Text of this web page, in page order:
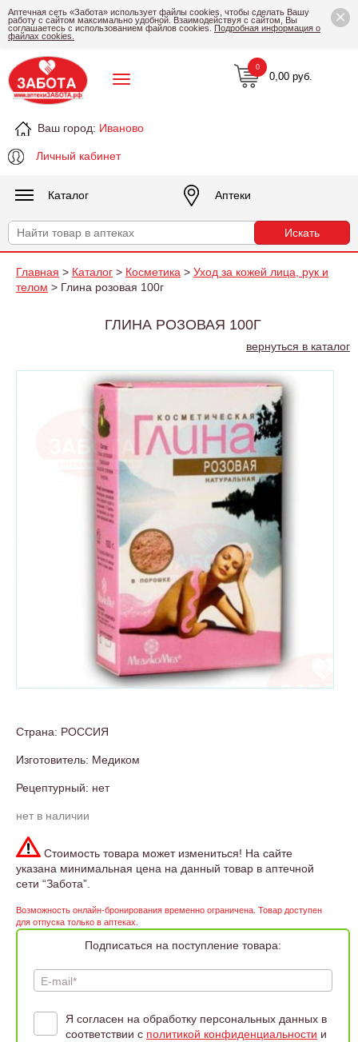
×
Аптечная сеть «Забота» использует файлы cookies, чтобы сделать Вашу
работу с сайтом максимально удобной. Взаимодействуя с сайтом, Вы
соглашаетесь с использованием файлов cookies. Подробная информация о
файлах cookies.
Ваш город: Иваново
Личный кабинет
0,00 руб.
0
Каталог Аптеки
Главная > Каталог > Косметика > Уход за кожей лица, рук и
телом > Глина розовая 100г
ГЛИНА РОЗОВАЯ 100Г
вернуться в каталог
Страна: РОССИЯ
Изготовитель: Медиком
Рецептурный: нет
нет в наличии
Стоимость товара может измениться! На сайте
указана минимальная цена на данный товар в аптечной
сети “Забота”.
Возможность онлайн-бронирования временно ограничена. Товар доступен
для отпуска только в аптеках.
Подписаться на поступление товара:
E-mail*
Я согласен на обработку персональных данных в
соответствии с политикой конфиденциальности и